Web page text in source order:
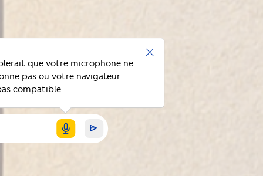
que votre microphone ne
pas ou votre navigateur
compatible